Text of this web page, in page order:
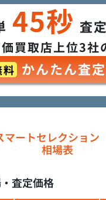
45秒 査
買取店上位3社
料 かんたん査
ートセレクション
相場表
査定価格